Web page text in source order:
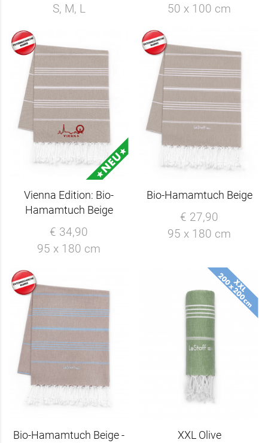
S, M, L
50 x 100 cm
Vienna Edition: Bio-
Hamamtuch Beige
€ 34,90
95 x 180 cm
Bio-Hamamtuch Beige
€ 27,90
95 x 180 cm
Bio-Hamamtuch Beige -
XXL Olive